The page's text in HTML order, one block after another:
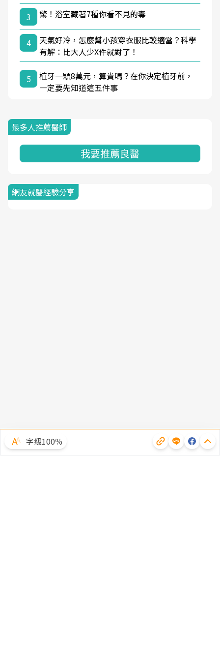
3
驚！浴室藏著7種你看不見的毒
4
天氣好冷，怎麼幫小孩穿衣服比較適當？科學
有解：比大人少X件就對了！
5
植牙一顆8萬元，算貴嗎？在你決定植牙前，
一定要先知道這五件事
最多人推薦醫師
我要推薦良醫
網友就醫經驗分享
字級100％